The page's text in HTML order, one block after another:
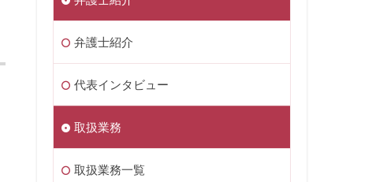
弁護士紹介
代表インタビュー
取扱業務
取扱業務一覧